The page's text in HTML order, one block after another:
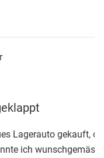
die
vornehmen